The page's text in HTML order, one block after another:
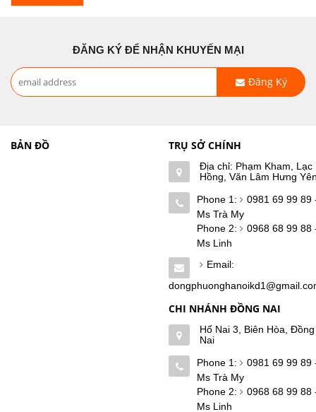
ĐĂNG KÝ ĐỂ NHẬN KHUYẾN MẠI
Đăng Ký
BẢN ĐỒ TRỤ SỞ CHÍNH
Địa chỉ: Phạm Kham, Lạc
Hồng, Văn Lâm Hưng
Phone 1:
0981 69 99 89
Ms Trà My
Phone 2:
0968 68 99 88
Ms Linh
Email:
CHI NHÁNH ĐỒNG NAI
Hố Nai 3, Biên Hòa, Đồng
Nai
Phone 1:
0981 69 99 89
Ms Trà My
Phone 2:
0968 68 99 88
Ms Linh